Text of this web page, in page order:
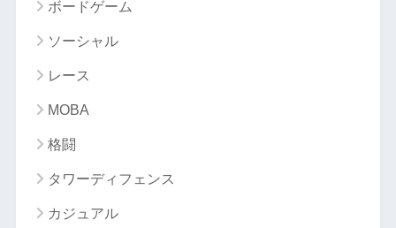
ボードゲーム
ソーシャル
レース
MOBA
格闘
タワーディフェンス
カジュアル